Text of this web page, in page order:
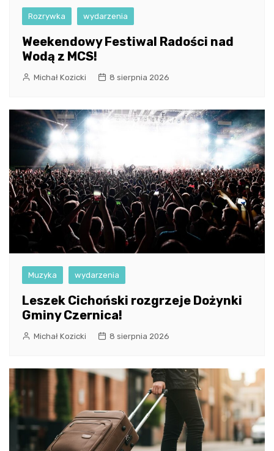
Rozrywka wydarzenia
Weekendowy Festiwal Radości nad
Wodą z MCS!
Michał Kozicki 8 sierpnia 2026
Muzyka wydarzenia
Leszek Cichoński rozgrzeje Dożynki
Gminy Czernica!
Michał Kozicki 8 sierpnia 2026